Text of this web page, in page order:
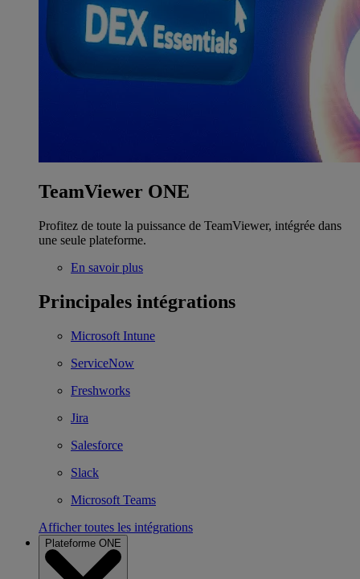
TeamViewer ONE
Profitez de toute la puissance de TeamViewer, intégrée dans
une seule plateforme.
En savoir plus
Principales intégrations
Microsoft Intune
ServiceNow
Freshworks
Jira
Salesforce
Slack
Microsoft Teams
Afficher toutes les intégrations
Plateforme ONE